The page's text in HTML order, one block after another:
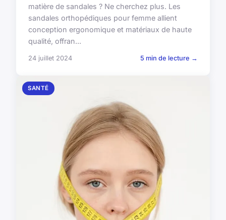
matière de sandales ? Ne cherchez plus. Les
sandales orthopédiques pour femme allient
conception ergonomique et matériaux de haute
qualité, offran...
24 juillet 2024 5 min de lecture →
SANTÉ